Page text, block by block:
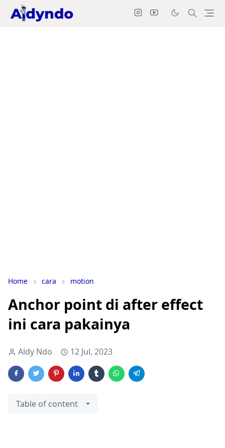
Home cara motion
Anchor point di after effect
ini cara pakainya
Aldy Ndo 12 Jul, 2023
Table of content